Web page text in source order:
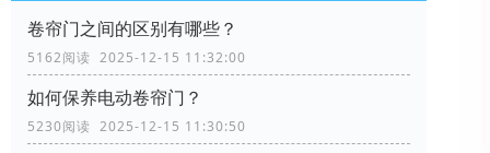
卷帘门之间的区别有哪些？
5162阅读 2025-12-15 11:32:00
如何保养电动卷帘门？
5230阅读 2025-12-15 11:30:50